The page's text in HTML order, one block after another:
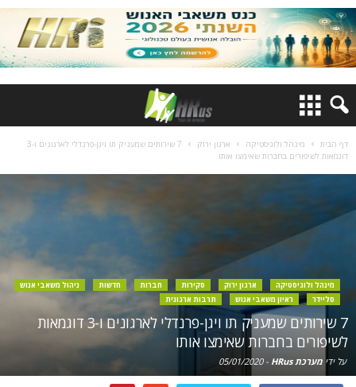
דף הבית מינהל ולוגיסטיקה ארגון ירוק
7 שירותים שמעניק תו ויגן-פרנדלי לארגונים ו-3
דוגמאות לשיפורים בחברות שאימצו אותו
מינהל ולוגיסטיקה ארגון ירוק סקירות חברות חדשות
ניהול משאבי אנוש
סליידר
ראיון משאבי אנוש תרבות ארגונית
7 שירותים שמעניק תו ויגן-פרנדלי לארגונים ו-3 דוגמאות
לשיפורים בחברות שאימצו אותו
על ידי מערכת HRus -
05/01/2020